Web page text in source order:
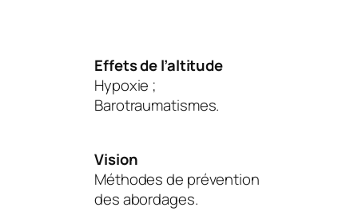
Effets de l’altitude
Hypoxie ;
Barotraumatismes.
Vision
Méthodes de prévention
des abordages.